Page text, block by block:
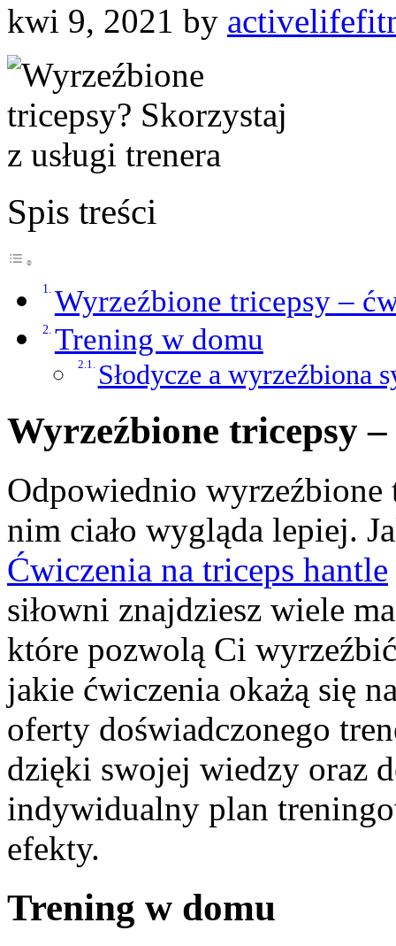
kwi 9, 2021 by
Spis treści
Wyrzeźbione tricepsy –
Trening w domu
Słodycze a wyrzeźbiona
Wyrzeźbione tricepsy
Odpowiednio
nim ciało wygląda lepiej.
Ćwiczenia na triceps hantle
siłowni znajdziesz wiele
które pozwolą Ci
jakie ćwiczenia okażą się
oferty doświadczonego
dzięki swojej wiedzy oraz
indywidualny plan
efekty.
Trening w domu